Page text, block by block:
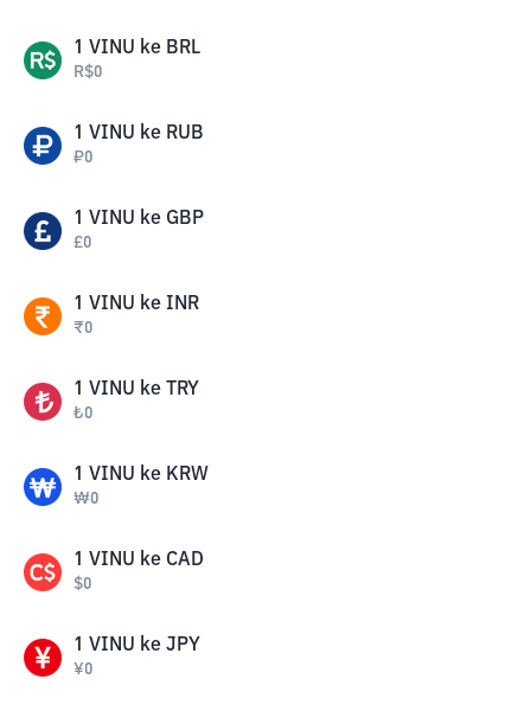
1 VINU ke BRL
R$0
1 VINU ke RUB
₽0
1 VINU ke GBP
£0
1 VINU ke INR
₹0
1 VINU ke TRY
₺0
1 VINU ke KRW
₩0
1 VINU ke CAD
$0
1 VINU ke JPY
¥0